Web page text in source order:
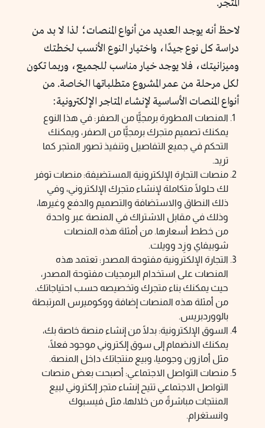
المتجر.
لاحظ أنه يوجد العديد من أنواع المنصات؛ لذا لا بد من
دراسة كل نوع جيدًا، واختيار النوع الأنسب لخطتك
وميزانيتك، فلا يوجد خيار مناسب للجميع، وربما تكون
لكل مرحلة من عمر المشروع متطلباتها الخاصة. من
أنواع المنصات الأساسية لإنشاء المتاجر الإلكترونية:
المنصات المطورة برمجيًّا من الصفر: في هذا النوع
يمكنك تصميم متجرك برمجيًّا من الصفر، ويمكنك
التحكم في جميع التفاصيل وتنفيذ تصور المتجر كما
تريد.
منصات التجارة الإلكترونية المستضيفة: منصات توفر
لك حلولًا متكاملة لإنشاء متجرك الإلكتروني، وفي
ذلك النطاق والاستضافة والتصميم والدفع وغيرها،
وذلك في مقابل الاشتراك في المنصة عبر واحدة
من خطط أسعارها. من أمثلة هذه المنصات
شوبيفاي وزِد وويلت.
التجارة الإلكترونية مفتوحة المصدر: تعتمد هذه
المنصات على استخدام البرمجيات مفتوحة المصدر،
حيث يمكنك بناء متجرك وتخصيصه حسب احتياجاتك.
من أمثلة هذه المنصات إضافة ووكوميرس المرتبطة
بالووردبريس.
السوق الإلكترونية: بدلًا من إنشاء منصة خاصة بك،
يمكنك الانضمام إلى سوق إلكتروني موجود فعلًا،
مثل أمازون وجوميا، وبيع منتجاتك داخل المنصة.
منصات التواصل الاجتماعي: أصبحت بعض منصات
التواصل الاجتماعي تتيح إنشاء متجر إلكتروني لبيع
المنتجات مباشرةً من خلالها، مثل فيسبوك
وانستغرام.